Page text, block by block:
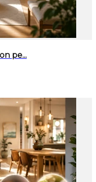
pe...